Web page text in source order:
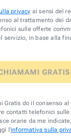
privacy ai sensi del
al trattamento dei
sulle offerte
servizio, in base alla
GRATIS
Gratis do il consenso
contatti telefonici
orarie da me
l'informativa sulla